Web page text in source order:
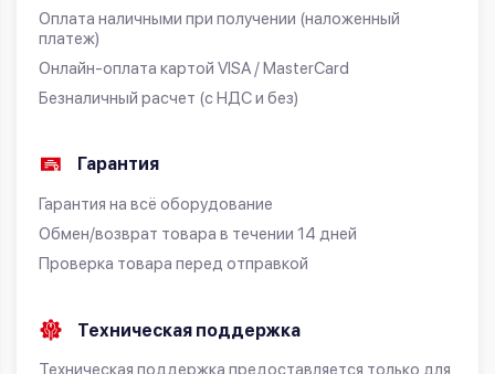
Оплата наличными при получении (наложенный
платеж)
Онлайн-оплата картой VISA / MasterCard
Безналичный расчет (с НДС и без)
Гарантия
Гарантия на всё оборудование
Обмен/возврат товара в течении 14 дней
Проверка товара перед отправкой
Техническая поддержка